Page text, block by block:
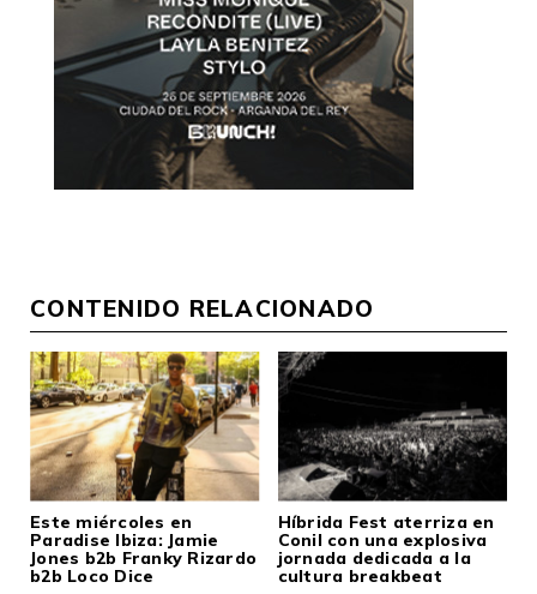
CONTENIDO RELACIONADO
Este miércoles en
Paradise Ibiza: Jamie
Jones b2b Franky Rizardo
b2b Loco Dice
Híbrida Fest aterriza en
Conil con una explosiva
jornada dedicada a la
cultura breakbeat